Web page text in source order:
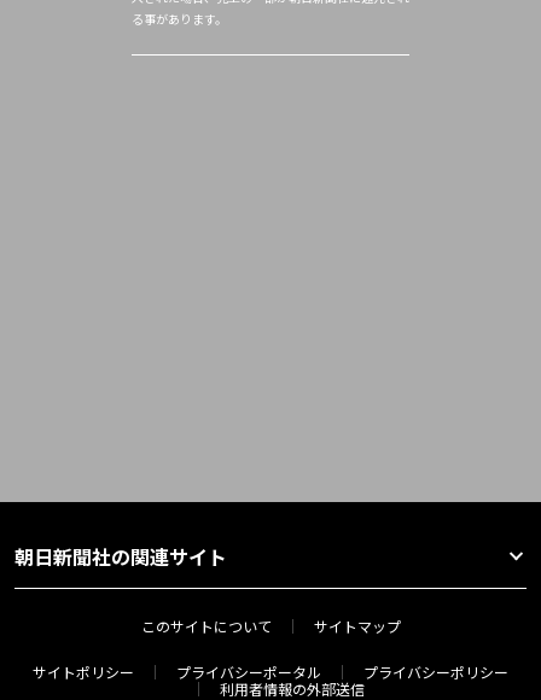
る事があります。
朝日新聞社の関連サイト
このサイトについて サイトマップ
サイトポリシー プライバシーポータル
プライバシーポリシー
利用者情報の外部送信